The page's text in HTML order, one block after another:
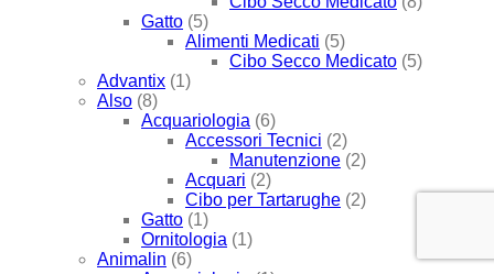
Gatto (5)
Alimenti Medicati (5)
Cibo Secco Medicato (5)
Advantix (1)
Also (8)
Acquariologia (6)
Accessori Tecnici (2)
Manutenzione (2)
Acquari (2)
Cibo per Tartarughe (2)
Gatto (1)
Ornitologia (1)
Animalin (6)